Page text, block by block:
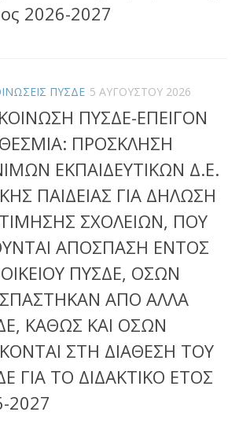
2026-2027
ΠΥΣΔΕ 5 ΑΥΓΟΎΣΤΟΥ 2026
ΠΥΣΔΕ-ΕΠΕΙΓΟΝ
ΠΡΟΣΚΛΗΣΗ
ΕΚΠΑΙΔΕΥΤΙΚΩΝ Δ.Ε.
ΠΑΙΔΕΙΑΣ ΓΙΑ ΔΗΛΩΣΗ
ΣΧΟΛΕΙΩΝ, ΠΟΥ
ΑΠΟΣΠΑΣΗ ΕΝΤΟΣ
ΠΥΣΔΕ, ΟΣΩΝ
ΑΠΟ ΑΛΛΑ
ΚΑΘΩΣ ΚΑΙ ΟΣΩΝ
ΣΤΗ ΔΙΑΘΕΣΗ ΤΟΥ
ΓΙΑ ΤΟ ΔΙΔΑΚΤΙΚΟ ΕΤΟΣ
2027